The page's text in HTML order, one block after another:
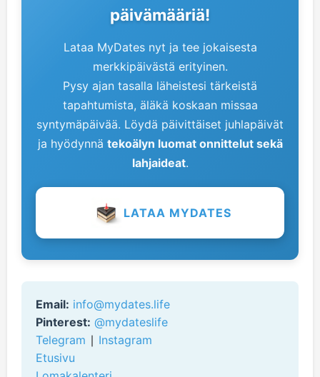
päivämääriä!
Lataa MyDates nyt ja tee jokaisesta
merkkipäivästä erityinen.
Pysy ajan tasalla läheistesi tärkeistä
tapahtumista, äläkä koskaan missaa
syntymäpäivää. Löydä päivittäiset juhlapäivät
ja hyödynnä tekoälyn luomat onnittelut sekä
lahjaideat.
LATAA MYDATES
Email: info@mydates.life
Pinterest: @mydateslife
Telegram ∣ Instagram
Etusivu